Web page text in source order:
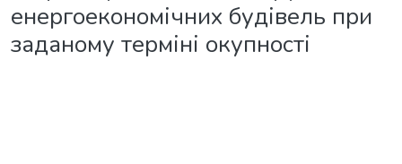
енергоекономічних будівель при
заданому терміні окупності